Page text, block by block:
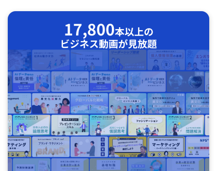
17,800本以上の
ビジネス動画が見放題